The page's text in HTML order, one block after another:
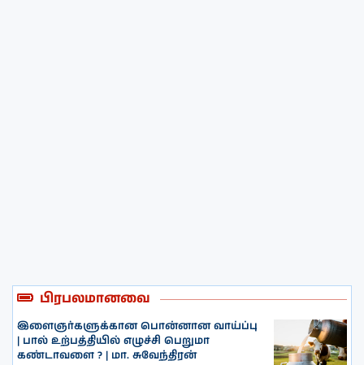
பிரபலமானவை
இளைஞர்களுக்கான பொன்னான வாய்ப்பு
| பால் உற்பத்தியில் எழுச்சி பெறுமா
கண்டாவளை ? | மா. சுவேந்திரன்